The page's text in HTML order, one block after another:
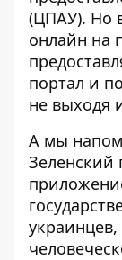
(ЦПАУ). Но
онлайн на
портал и
не выходя
А мы
Зеленский